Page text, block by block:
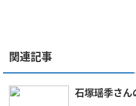
関連記事
石塚瑶季さん